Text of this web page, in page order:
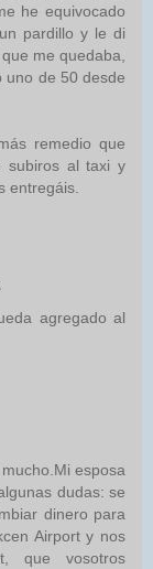
he equivocado
pardillo y le di
me quedaba,
uno de 50 desde
remedio que
subiros al taxi y
entregáis.
agregado al
esposa
dudas: se
dinero para
Airport y nos
que vosotros